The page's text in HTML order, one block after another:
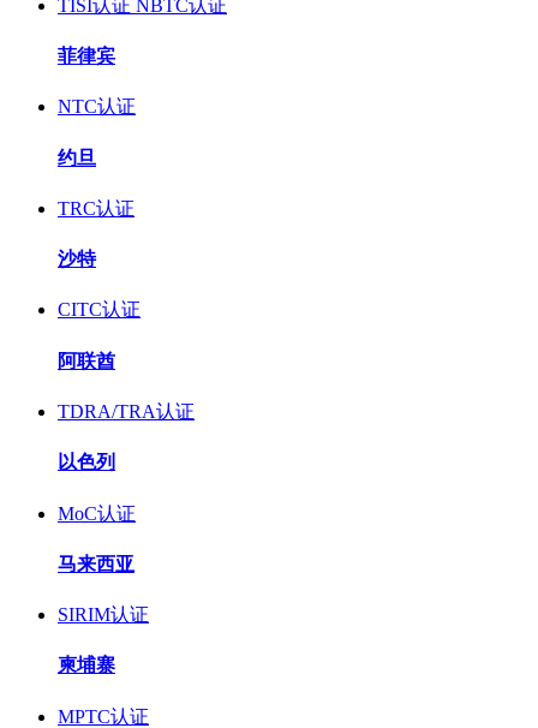
TISI认证 NBTC认证
菲律宾
NTC认证
约旦
TRC认证
沙特
CITC认证
阿联酋
TDRA/TRA认证
以色列
MoC认证
马来西亚
SIRIM认证
柬埔寨
MPTC认证